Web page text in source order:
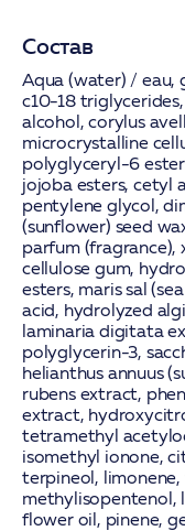
Состав
Aqua (water) / eau,
c10-18
alcohol, corylus
microcrystalline
polyglyceryl-6
jojoba esters, cetyl
pentylene glycol,
(sunflower) seed
parfum (fragrance),
cellulose gum,
esters, maris sal
acid, hydrolyzed
laminaria digitata
polyglycerin-3,
helianthus annuus
rubens extract,
extract,
tetramethyl
isomethyl ionone,
terpineol,
methylisopentenol,
flower oil, pinene,